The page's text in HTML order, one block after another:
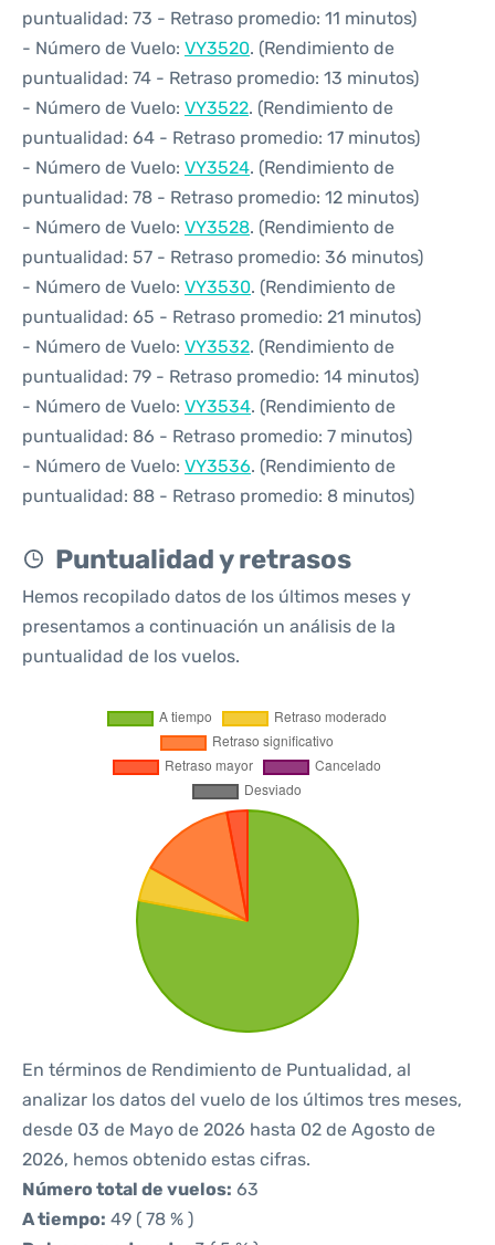
puntualidad: 73 - Retraso promedio: 11 minutos)
- Número de Vuelo: VY3520. (Rendimiento de
puntualidad: 74 - Retraso promedio: 13 minutos)
- Número de Vuelo: VY3522. (Rendimiento de
puntualidad: 64 - Retraso promedio: 17 minutos)
- Número de Vuelo: VY3524. (Rendimiento de
puntualidad: 78 - Retraso promedio: 12 minutos)
- Número de Vuelo: VY3528. (Rendimiento de
puntualidad: 57 - Retraso promedio: 36 minutos)
- Número de Vuelo: VY3530. (Rendimiento de
puntualidad: 65 - Retraso promedio: 21 minutos)
- Número de Vuelo: VY3532. (Rendimiento de
puntualidad: 79 - Retraso promedio: 14 minutos)
- Número de Vuelo: VY3534. (Rendimiento de
puntualidad: 86 - Retraso promedio: 7 minutos)
- Número de Vuelo: VY3536. (Rendimiento de
puntualidad: 88 - Retraso promedio: 8 minutos)
Puntualidad y retrasos
Hemos recopilado datos de los últimos meses y
presentamos a continuación un análisis de la
puntualidad de los vuelos.
En términos de Rendimiento de Puntualidad, al
analizar los datos del vuelo de los últimos tres meses,
desde 03 de Mayo de 2026 hasta 02 de Agosto de
2026, hemos obtenido estas cifras.
Número total de vuelos: 63
A tiempo: 49 ( 78 % )